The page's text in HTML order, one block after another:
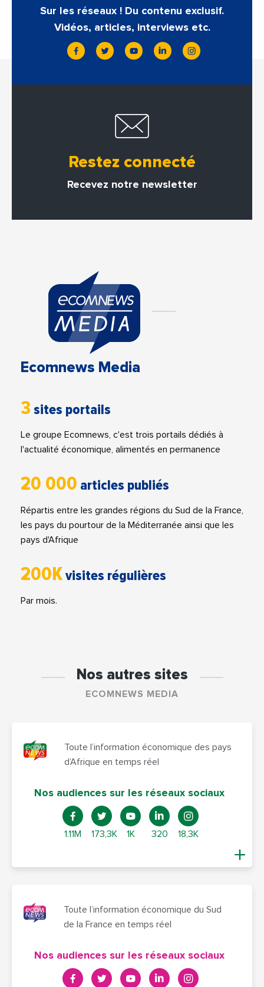
Sur les réseaux ! Du contenu exclusif.
Vidéos, articles, interviews etc.
Restez connecté
Recevez notre newsletter
Ecomnews Media
3 sites portails
Le groupe Ecomnews, c'est trois portails dédiés à
l'actualité économique, alimentés en permanence
20 000 articles publiés
Répartis entre les grandes régions du Sud de la France,
les pays du pourtour de la Méditerranée ainsi que les
pays d'Afrique
200Kvisites régulières
Par mois.
Nos autres sites
ECOMNEWS MEDIA
Toute l’information économique des pays
d’Afrique en temps réel
Nos audiences sur les réseaux sociaux
1.11M 173,3K 1K 320 18,3K
Toute l’information économique du Sud
de la France en temps réel
Nos audiences sur les réseaux sociaux